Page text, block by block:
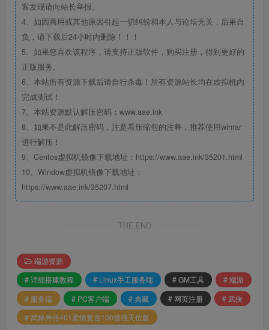
客发现请向站长举报。
4、如因商用或其他原因引起一切纠纷和本人与论坛无关，后果自
负，请下载后24小时内删除！！！
5、如果您喜欢该程序，请支持正版软件，购买注册，得到更好的
正版服务。
6、本站所有资源下载后请自行杀毒！所有资源站长均在虚拟机内
完成测试！
7、本站资源默认解压密码：www.aae.ink
8、如果不是此解压密码，注意看压缩包的注释，推荐使用winrar
进行解压！
9、Centos虚拟机镜像下载地址：https://www.aae.ink/35201.html
10、Window虚拟机镜像下载地址：
https://www.aae.ink/35207.html
THE END
端游资源
# 详细搭建教程
# Linux手工服务端 # GM工具
# 端游
# 服务端
# PC客户端 # 典藏 # 网页注册
# 武侠
# 武林外传401柔情复古100级强天位版